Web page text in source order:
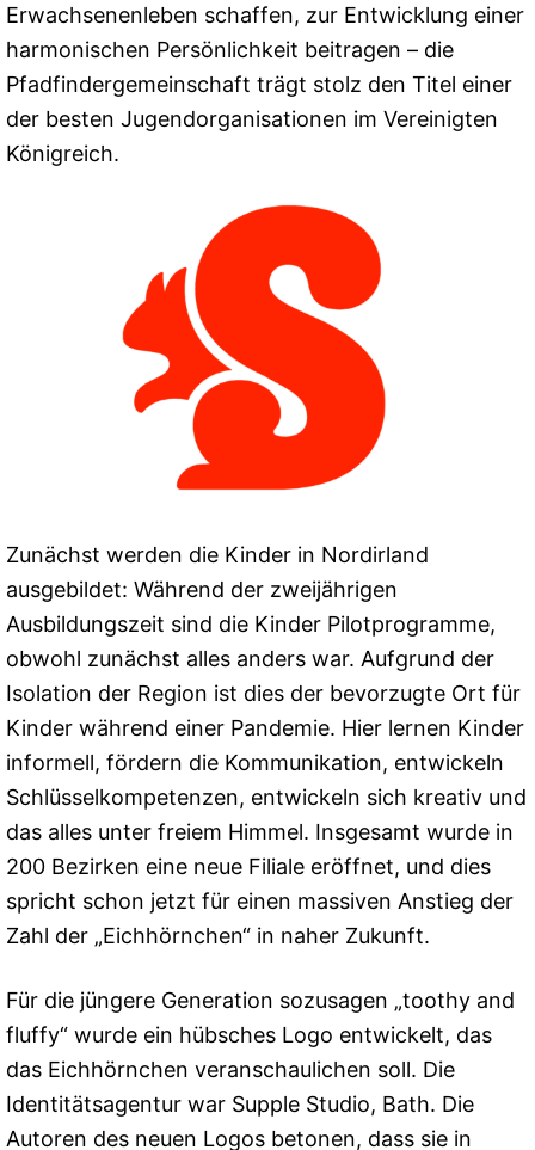
Erwachsenenleben schaffen, zur Entwicklung einer
harmonischen Persönlichkeit beitragen – die
Pfadfindergemeinschaft trägt stolz den Titel einer
der besten Jugendorganisationen im Vereinigten
Königreich.
Zunächst werden die Kinder in Nordirland
ausgebildet: Während der zweijährigen
Ausbildungszeit sind die Kinder Pilotprogramme,
obwohl zunächst alles anders war. Aufgrund der
Isolation der Region ist dies der bevorzugte Ort für
Kinder während einer Pandemie. Hier lernen Kinder
informell, fördern die Kommunikation, entwickeln
Schlüsselkompetenzen, entwickeln sich kreativ und
das alles unter freiem Himmel. Insgesamt wurde in
200 Bezirken eine neue Filiale eröffnet, und dies
spricht schon jetzt für einen massiven Anstieg der
Zahl der „Eichhörnchen“ in naher Zukunft.
Für die jüngere Generation sozusagen „toothy and
fluffy“ wurde ein hübsches Logo entwickelt, das
das Eichhörnchen veranschaulichen soll. Die
Identitätsagentur war Supple Studio, Bath. Die
Autoren des neuen Logos betonen, dass sie in